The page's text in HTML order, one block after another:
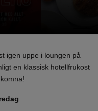
igen uppe i loungen på
en klassisk hotellfrukost